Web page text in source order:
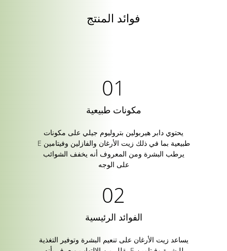
فوائد المنتج
مكونات طبيعية
يحتوي دابر هيربولين بتروليوم جيلي على مكونات
طبيعية بما في ذلك زيت الأرغان والفازلين وفيتامين E
يرطب البشرة ومن المعروف أنه يخفف الشوائب
على الوجه
الفوائد الرئيسية
يساعد زيت الأرغان على تنعيم البشرة وتوفير التغذية